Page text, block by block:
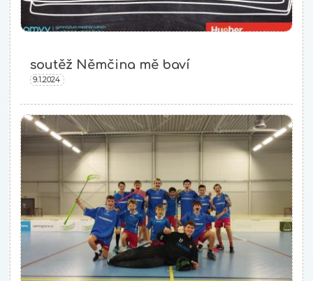
soutěž Němčina mě baví
9.1.2024